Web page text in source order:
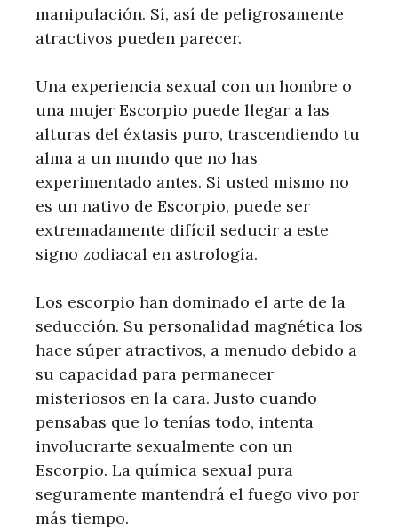
manipulación. Sí, así de peligrosamente
atractivos pueden parecer.
Una experiencia sexual con un hombre o
una mujer Escorpio puede llegar a las
alturas del éxtasis puro, trascendiendo tu
alma a un mundo que no has
experimentado antes. Si usted mismo no
es un nativo de Escorpio, puede ser
extremadamente difícil seducir a este
signo zodiacal en astrología.
Los escorpio han dominado el arte de la
seducción. Su personalidad magnética los
hace súper atractivos, a menudo debido a
su capacidad para permanecer
misteriosos en la cara. Justo cuando
pensabas que lo tenías todo, intenta
involucrarte sexualmente con un
Escorpio. La química sexual pura
seguramente mantendrá el fuego vivo por
más tiempo.